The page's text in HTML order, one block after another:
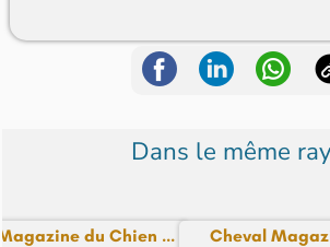
Dans le même
du Chien ... Cheval